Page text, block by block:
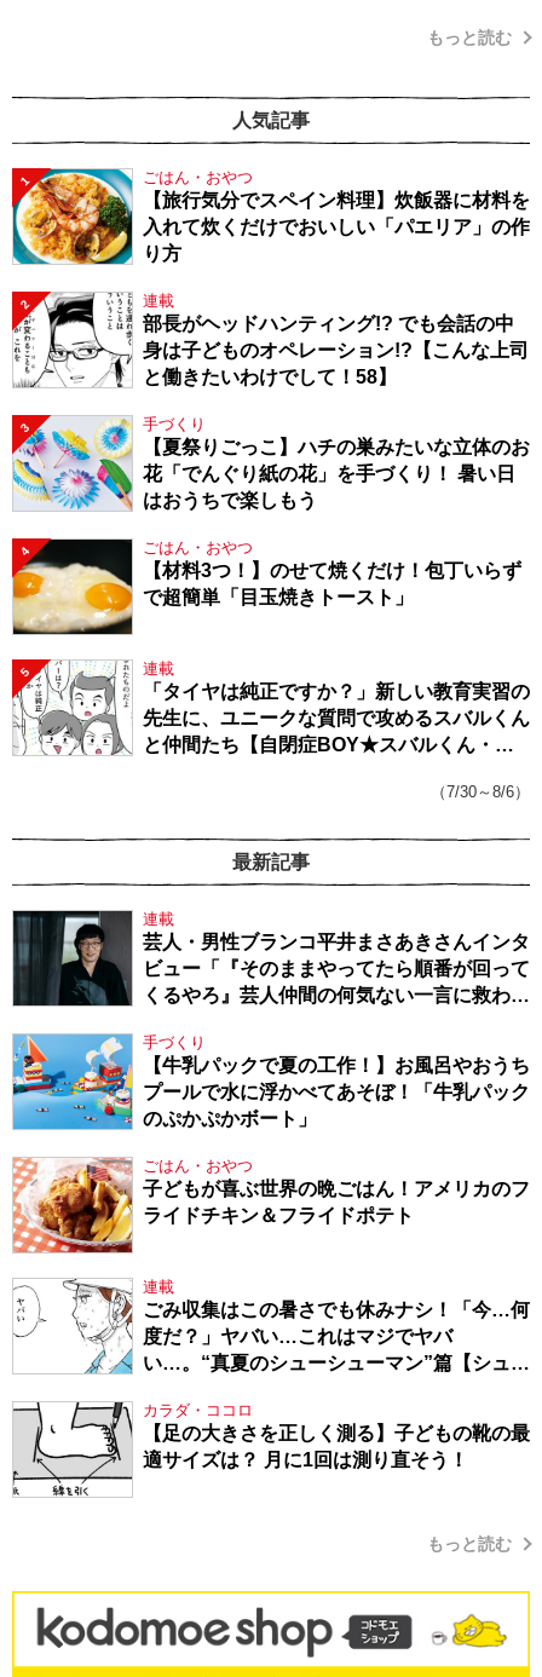
もっと読む
人気記事
1 ごはん・おやつ
【旅行気分でスペイン料理】炊飯器に材料を
入れて炊くだけでおいしい「パエリア」の作
り方
2 連載
部長がヘッドハンティング!? でも会話の中
身は子どものオペレーション!?【こんな上司
と働きたいわけでして！58】
3 手づくり
【夏祭りごっこ】ハチの巣みたいな立体のお
花「でんぐり紙の花」を手づくり！ 暑い日
はおうちで楽しもう
4 ごはん・おやつ
【材料3つ！】のせて焼くだけ！包丁いらず
で超簡単「目玉焼きトースト」
5 連載
「タイヤは純正ですか？」新しい教育実習の
先生に、ユニークな質問で攻めるスバルくん
と仲間たち【自閉症BOY★スバルくん・
（7/30～8/6）
最新記事
連載
芸人・男性ブランコ平井まさあきさんインタ
ビュー「『そのままやってたら順番が回って
くるやろ』芸人仲間の何気ない一言に救われ
手づくり
【牛乳パックで夏の工作！】お風呂やおうち
プールで水に浮かべてあそぼ！「牛乳パック
のぷかぷかボート」
ごはん・おやつ
子どもが喜ぶ世界の晩ごはん！アメリカのフ
ライドチキン＆フライドポテト
連載
ごみ収集はこの暑さでも休みナシ！「今…何
度だ？」ヤバい…これはマジでヤバ
い…。“真夏のシューシューマン”篇【シュー
カラダ・ココロ
【足の大きさを正しく測る】子どもの靴の最
適サイズは？ 月に1回は測り直そう！
もっと読む